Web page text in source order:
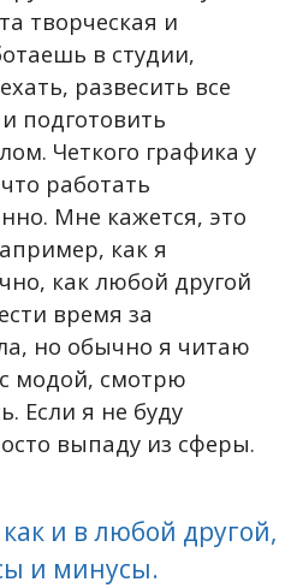
творческая и
в студии,
развесить все
подготовить
Четкого графика у
работать
Мне кажется, это
как я
как любой другой
время за
но обычно я читаю
модой, смотрю
Если я не буду
выпаду из сферы.
и в любой другой,
и минусы.